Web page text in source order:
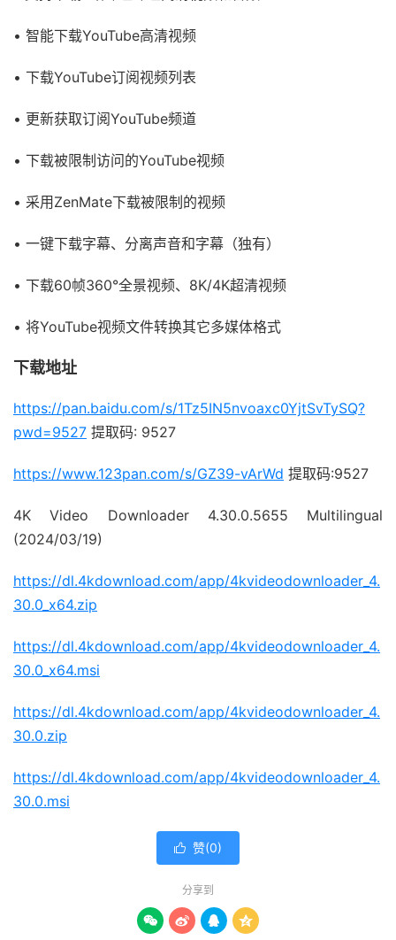
• 智能下载YouTube高清视频
• 下载YouTube订阅视频列表
• 更新获取订阅YouTube频道
• 下载被限制访问的YouTube视频
• 采用ZenMate下载被限制的视频
• 一键下载字幕、分离声音和字幕（独有）
• 下载60帧360°全景视频、8K/4K超清视频
• 将YouTube视频文件转换其它多媒体格式
下载地址
https://pan.baidu.com/s/1Tz5IN5nvoaxc0YjtSvTySQ?
pwd=9527 提取码: 9527
https://www.123pan.com/s/GZ39-vArWd 提取码:9527
4K Video Downloader 4.30.0.5655 Multilingual
(2024/03/19)
https://dl.4kdownload.com/app/4kvideodownloader_4.
30.0_x64.zip
https://dl.4kdownload.com/app/4kvideodownloader_4.
30.0_x64.msi
https://dl.4kdownload.com/app/4kvideodownloader_4.
30.0.zip
https://dl.4kdownload.com/app/4kvideodownloader_4.
30.0.msi
 赞(0)
分享到
   